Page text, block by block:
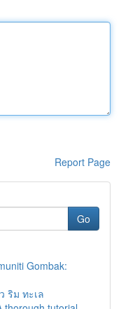
Report Page
Go
Gombak:
ริม ทะเล